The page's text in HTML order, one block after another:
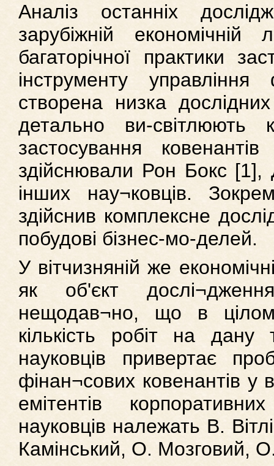
Аналіз останніх
зарубіжній економічній
багаторічної практики
інструменту
створена низка
детально ви-світлюють
застосування
здійснювали Рон Бокс
інших нау¬ковців.
здійснив комплексне
побудові бізнес-мо-делей.
У вітчизняній же
як об'єкт
нещодав¬но, що в
кількість робіт на дану
науковців привертає
фінан¬сових ковенантів у
емітентів
науковців належать В.
Камінський, О. Мозговий,